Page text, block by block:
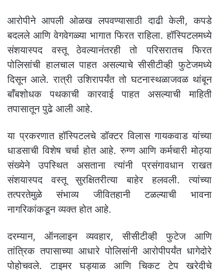
आरोपीने आपली ओळख लपवण्यासाठी दाढी केली, कपडे
बदलले आणि वेगवेगळ्या भागात फिरत राहिला. हॉस्पिटलमध्ये
संशयास्पद वस्तू ठेवल्यानंतरही तो परिसरातच फिरत
पोलिसांची हालचाल पाहत असल्याचे सीसीटीव्ही फुटेजमध्ये
दिसून आले. रात्री उशिरापर्यंत तो घटनास्थळाजवळ थांबून
बाँबशोधक पथकाची कारवाई पाहत असल्याची माहिती
तपासातून पुढे आली आहे.
या प्रकरणात हॉस्पिटलचे डॉक्टर विलास गायकवाड यांच्या
धाडसाची विशेष चर्चा होत आहे. रुग्ण आणि कर्मचारी मोठ्या
संख्येने उपस्थित असताना त्यांनी प्रसंगावधान राखत
संशयास्पद वस्तू सुरक्षितरीत्या बाहेर हलवली. त्यांच्या
तत्परतेमुळे संभाव्य जीवितहानी टळल्याची भावना
नागरिकांकडून व्यक्त होत आहे.
दरम्यान, ऑनलाइन व्यवहार, सीसीटीव्ही फुटेज आणि
तांत्रिक तपासाच्या आधारे पोलिसांनी आरोपीपर्यंत धागेदोरे
पोहोचवले. टाइमर घड्याळ आणि चिकट टेप खरेदीचे